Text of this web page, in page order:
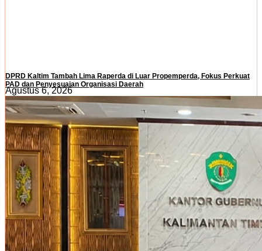
DPRD Kaltim Tambah Lima Raperda di Luar Propemperda, Fokus Perkuat
PAD dan Penyesuaian Organisasi Daerah
Agustus 6, 2026